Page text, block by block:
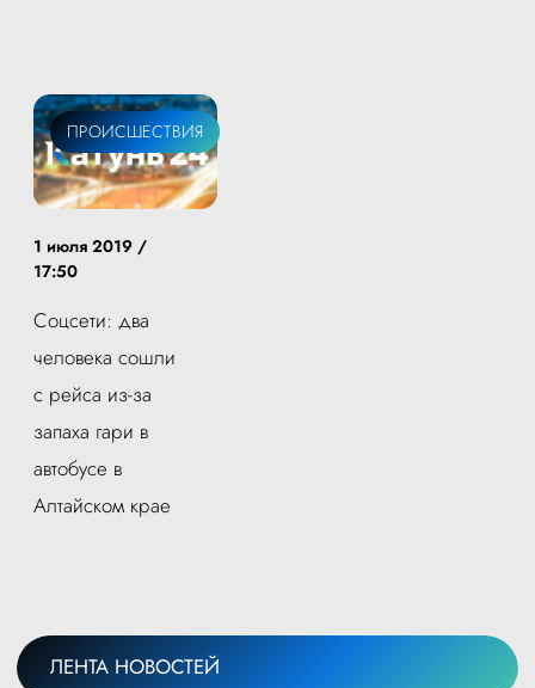
ПРОИСШЕСТВИЯ
1 июля 2019 /
17:50
Соцсети: два
человека сошли
с рейса из-за
запаха гари в
автобусе в
Алтайском крае
ЛЕНТА НОВОСТЕЙ